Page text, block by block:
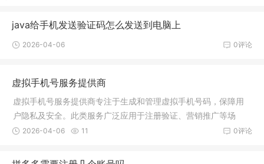
java给手机发送验证码怎么发送到电脑上
0评论
2026-04-06
虚拟手机号服务提供商
虚拟手机号服务提供商专注于生成和管理虚拟手机号码，保障用
户隐私及安全。此类服务广泛应用于注册验证、营销推广等场
景，提供便捷、临时的通信服务。主要供应商包括XX公司、YY平
0评论
2026-04-06 11